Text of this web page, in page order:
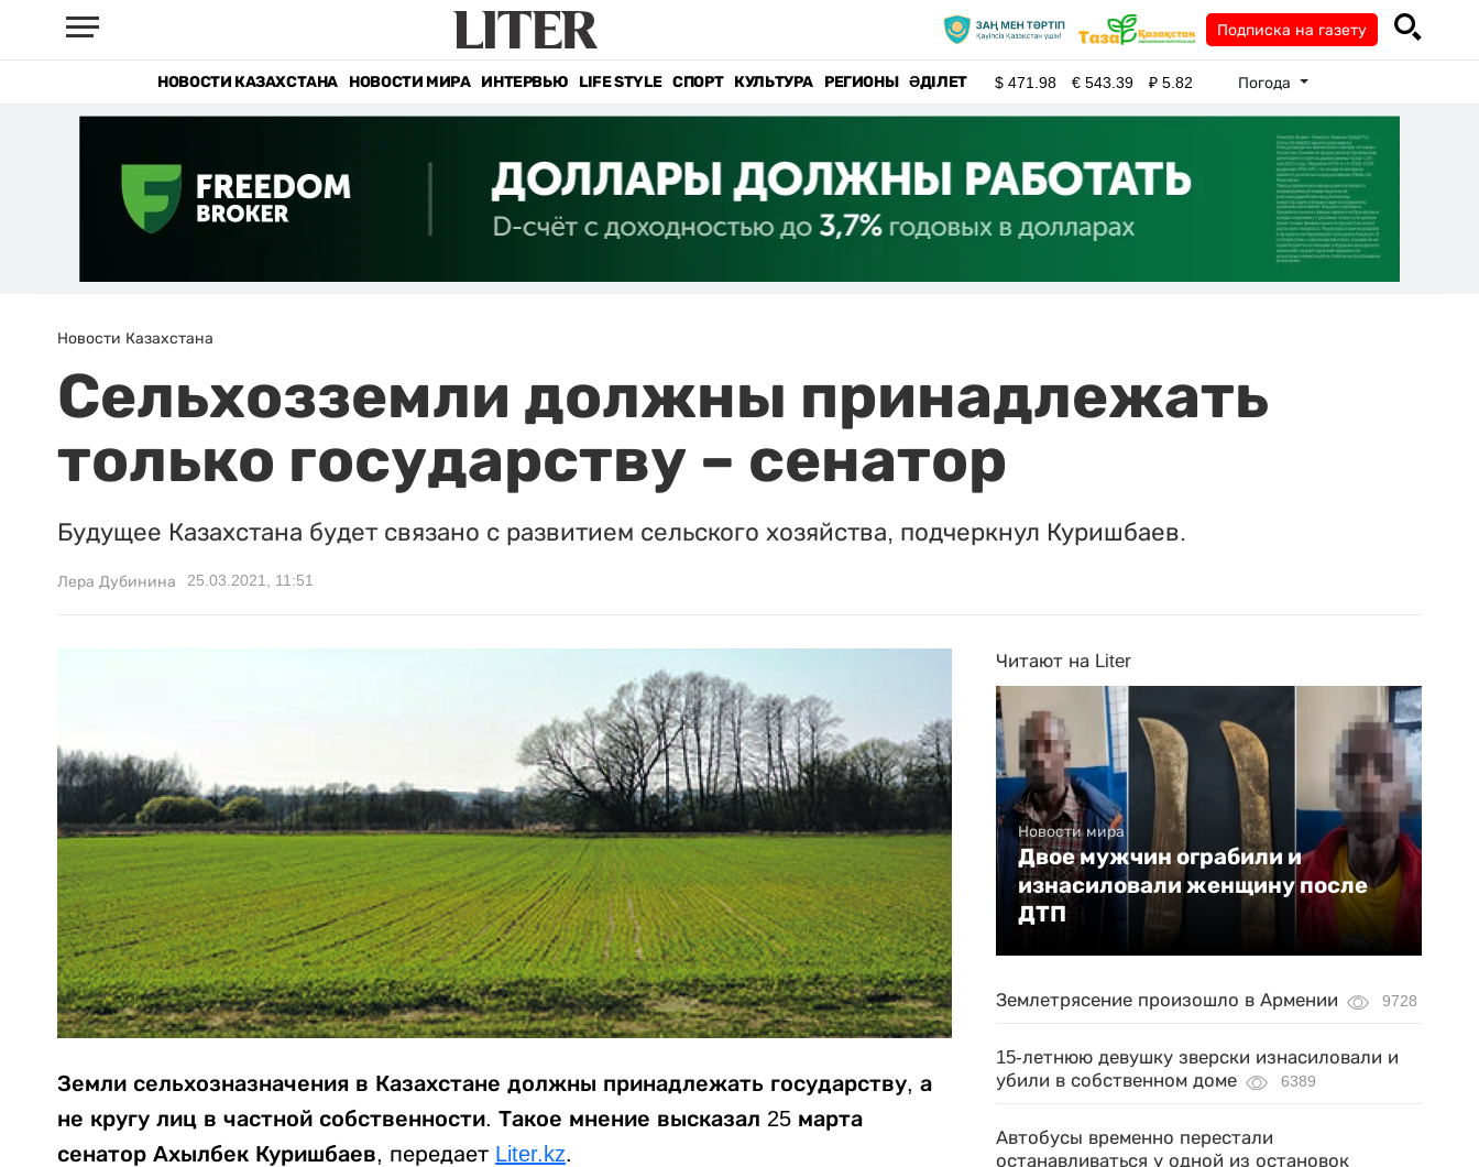
Подписка на газету
НОВОСТИ КАЗАХСТАНА НОВОСТИ МИРА ИНТЕРВЬЮ LIFE STYLE СПОРТ КУЛЬТУРА РЕГИОНЫ ӘДІЛЕТ $471.98 €543.39 ₽5.82 Погода
Новости Казахстана
Сельхозземли должны принадлежать
только государству – сенатор
Будущее Казахстана будет связано с развитием сельского хозяйства, подчеркнул Куришбаев.
Лера Дубинина 25.03.2021, 11:51
Земли сельхозназначения в Казахстане должны принадлежать государству, а
не кругу лиц в частной собственности. Такое мнение высказал 25 марта
сенатор Ахылбек Куришбаев, передает Liter.kz.
Читают на Liter
Новости мира
Двое мужчин ограбили и
изнасиловали женщину после
ДТП
Землетрясение произошло в Армении 9728
15-летнюю девушку зверски изнасиловали и
убили в собственном доме
6389
Автобусы временно перестали
останавливаться у одной из остановок